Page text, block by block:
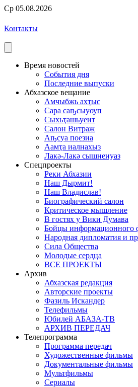
Ср 05.08.2026
Контакты
Время новостей
События дня
Последние выпуски
Абхазское вещание
Амчыбжь ахҭыс
Сара саҧсыуоуп
Сыхьҭашьуеит
Салон Витраж
Аҧсуа поезиа
Аамҭа иалнахыз
Лакә-Лакә сышнеиуаз
Спецпроекты
Реки Абхазии
Наш Дырмит!
Наш Владислав!
Биографический салон
Критическое мышление
В гостях у Вики Думава
Бойцы информационного
Народная дипломатия и
Сила Общества
Молодые сердца
ВСЕ ПРОЕКТЫ
Архив
Абхазская редакция
Авторские проекты
Фазиль Искандер
Телефильмы
Юбилей АБАЗА-ТВ
АРХИВ ПЕРЕДАЧ
Телепрограмма
Программа передач
Художественные фильмы
Документальные фильмы
Мультфильмы
Сериалы